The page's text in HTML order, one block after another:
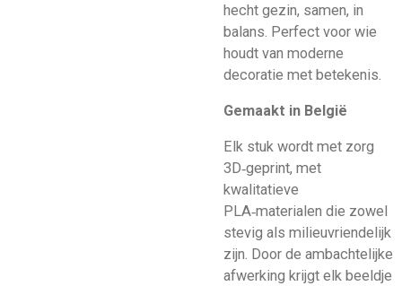
hecht gezin, samen, in
balans. Perfect voor wie
houdt van moderne
decoratie met betekenis.
Gemaakt in België
Elk stuk wordt met zorg
3D‑geprint, met
kwalitatieve
PLA‑materialen die zowel
stevig als milieuvriendelijk
zijn. Door de ambachtelijke
afwerking krijgt elk beeldje